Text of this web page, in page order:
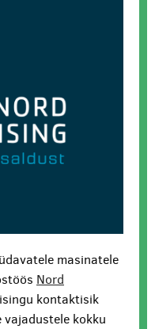
masinatele
Nord
kontaktisik
kokku